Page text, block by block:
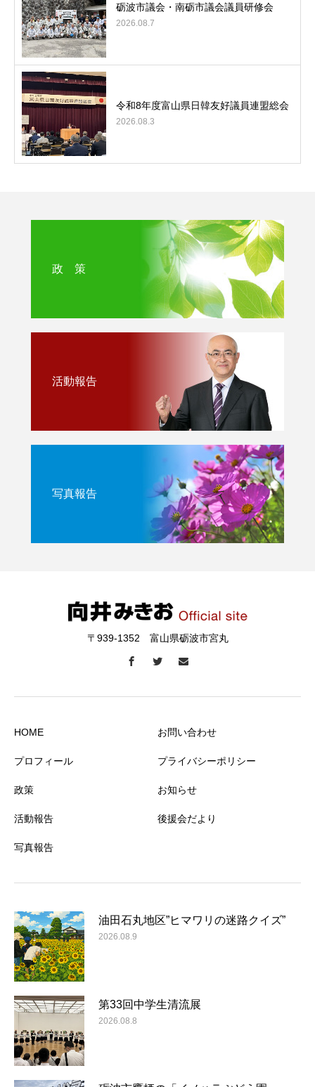
砺波市議会・南砺市議会議員研修会
2026.08.7
令和8年度富山県日韓友好議員連盟総会
2026.08.3
政 策
活動報告
写真報告
〒939-1352 富山県砺波市宮丸
HOME
プロフィール
政策
活動報告
写真報告
お問い合わせ
プライバシーポリシー
お知らせ
後援会だより
油田石丸地区”ヒマワリの迷路クイズ”
2026.08.9
第33回中学生清流展
2026.08.8